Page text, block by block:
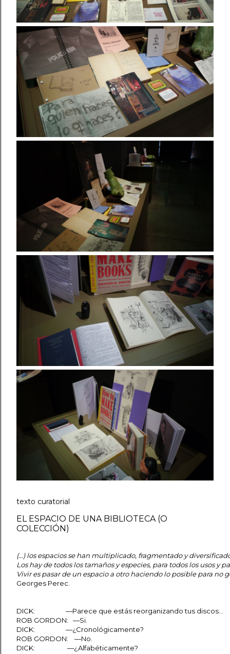
texto curatorial
EL ESPACIO DE UNA BIBLIOTECA (O
COLECCIÓN)
(…) los espacios se han multiplicado, fragmentado y
Los hay de todos los tamaños y especies, para todos los usos y
Vivir es pasar de un espacio a otro haciendo lo posible para no
Georges Perec.
DICK: —Parece que estás reorganizando tus discos...
ROB GORDON: —Si.
DICK: —¿Cronológicamente?
ROB GORDON: —No.
DICK: —¿Alfabéticamente?